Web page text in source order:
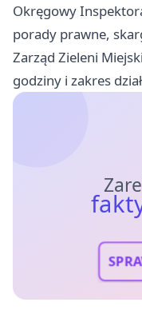
Okręgowy
porady prawne,
Zarząd Zieleni
godziny i zakres